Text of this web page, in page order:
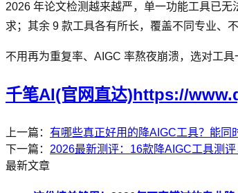
2026 年论文检测越来越严，单一功能工具已无
求；其余 9 款工具各有所长，覆盖不同专业、
不用再为重复率、AIGC 率熬夜崩溃，选对工
千笔AI(官网直达)https://
上一篇： 有哪些真正好用的降AIGC工具？能同
下一篇： 2026最新测评：16款降AIGC工具测评
最新文章